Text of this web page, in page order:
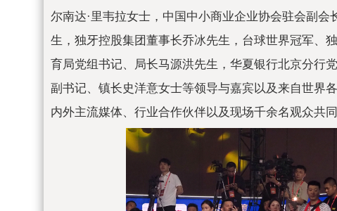
尔南达·里韦拉女士， 中国中小商业企业协会驻会副 会
生，独牙控股集团董事长乔冰先生， 台球世界冠军、
育局党组书记、 局长马源洪先生，华夏银行北京分行
副 书记、镇长史洋意女士等领导与嘉宾以及来自世界
内外主流媒体、行业合作伙伴以及现场千余名观众共